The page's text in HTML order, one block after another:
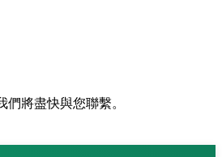
將盡快與您聯繫。